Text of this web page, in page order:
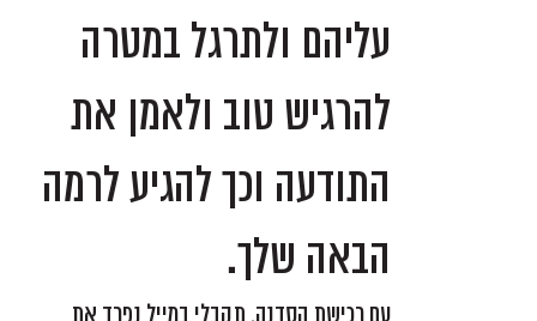
עליהם ולתרגל במטרה
להרגיש טוב ולאמן את
התודעה וכך להגיע לרמה
הבאה שלך.